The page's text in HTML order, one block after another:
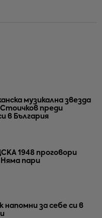
музикална звезда
Стоичков преди
в България
1948 проговори
Няма пари
напомни за себе си в